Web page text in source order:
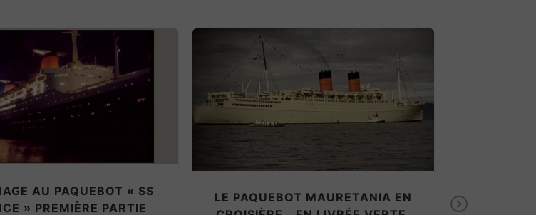
AU PAQUEBOT « SS
» PREMIÈRE PARTIE
LE PAQUEBOT MAURETANIA EN